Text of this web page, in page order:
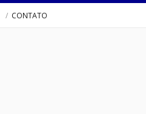
CONTATO